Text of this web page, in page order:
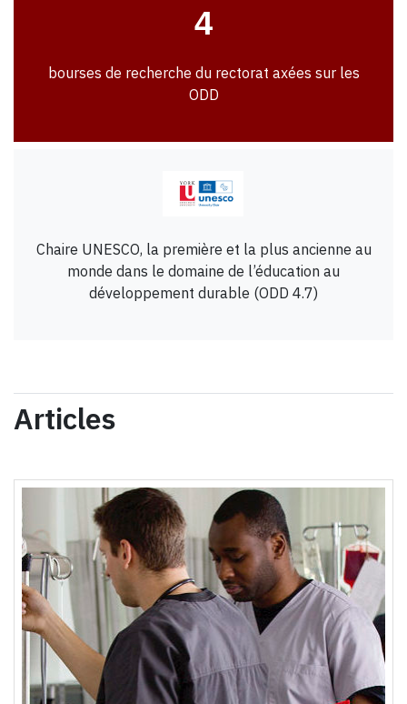
4
bourses de recherche du rectorat axées sur les
ODD
Chaire UNESCO, la première et la plus ancienne au
monde dans le domaine de l’éducation au
développement durable (ODD 4.7)
Articles